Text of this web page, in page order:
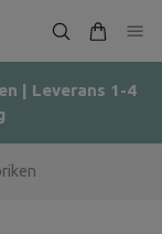
| Leverans 1-4